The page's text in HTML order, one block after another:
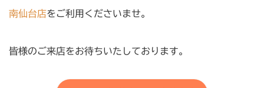
南仙台店をご利用くださいませ。
皆様のご来店をお待ちいたしております。